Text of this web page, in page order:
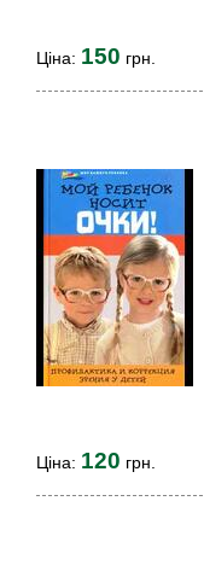
Ціна: 150 грн.
Ціна: 120 грн.